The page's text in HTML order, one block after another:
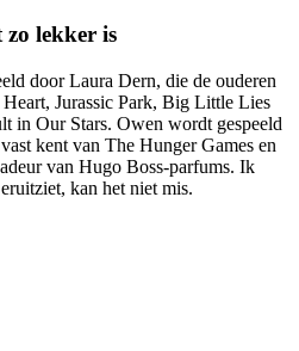
lekker is
door Laura Dern, die de ouderen
Jurassic Park, Big Little Lies
in Our Stars. Owen wordt gespeeld
kent van The Hunger Games en
van Hugo Boss-parfums. Ik
kan het niet mis.